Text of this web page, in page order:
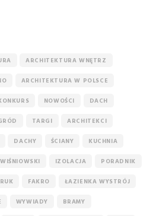
ARCHITEKTURA WNĘTRZ
ARCHITEKTURA W POLSCE
NOWOŚCI DACH
TARGI ARCHITEKCI
DACHY ŚCIANY KUCHNIA
WIŚNIOWSKI IZOLACJA PORADNIK
FAKRO ŁAZIENKA WYSTRÓJ
WYWIADY BRAMY